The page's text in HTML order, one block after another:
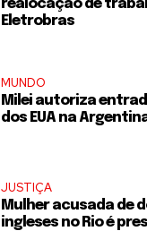
realocação de
Eletrobras
MUNDO
Milei autoriza
dos EUA na
JUSTIÇA
Mulher acusada de
ingleses no Rio é